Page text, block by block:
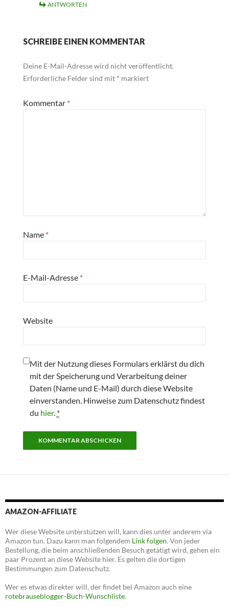
ANTWORTEN
SCHREIBE EINEN KOMMENTAR
Deine E-Mail-Adresse wird nicht veröffentlicht.
Erforderliche Felder sind mit * markiert
Kommentar *
Name *
E-Mail-Adresse *
Website
Mit der Nutzung dieses Formulars erklärst du dich
mit der Speicherung und Verarbeitung deiner
Daten (Name und E-Mail) durch diese Website
einverstanden. Hinweise zum Datenschutz findest
du hier. *
AMAZON-AFFILIATE
Wer diese Website unterstützen will, kann dies unter anderem via
Amazon tun. Dazu kann man folgendem Link folgen. Von jeder
Bestellung, die beim anschließenden Besuch getätigt wird, gehen ein
paar Prozent an diese Website hier. Es gelten die dortigen
Bestimmungen zum Datenschutz.
Wer es etwas direkter will, der findet bei Amazon auch eine
rotebrauseblogger-Buch-Wunschliste.